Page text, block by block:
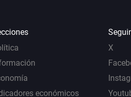
económicos
X